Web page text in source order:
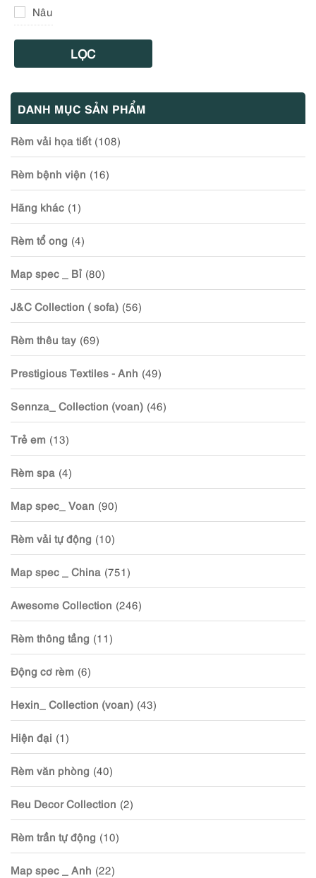
Nâu
LỌC
DANH MỤC SẢN PHẨM
Rèm vải họa tiết (108)
Rèm bệnh viện (16)
Hãng khác (1)
Rèm tổ ong (4)
Map spec _ Bỉ (80)
J&C Collection ( sofa) (56)
Rèm thêu tay (69)
Prestigious Textiles - Anh (49)
Sennza_ Collection (voan) (46)
Trẻ em (13)
Rèm spa (4)
Map spec_ Voan (90)
Rèm vải tự động (10)
Map spec _ China (751)
Awesome Collection (246)
Rèm thông tầng (11)
Động cơ rèm (6)
Hexin_ Collection (voan) (43)
Hiện đại (1)
Rèm văn phòng (40)
Reu Decor Collection (2)
Rèm trần tự động (10)
Map spec _ Anh (22)